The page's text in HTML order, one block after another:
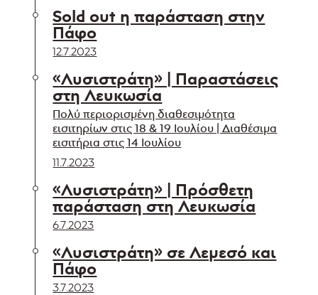
Sold out η παράσταση στην
Πάφο
12.7.2023
«Λυσιστράτη» | Παραστάσεις
στη Λευκωσία
Πολύ περιορισμένη διαθεσιμότητα
εισιτηρίων στις 18 & 19 Ιουλίου | Διαθέσιμα
εισιτήρια στις 14 Ιουλίου
11.7.2023
«Λυσιστράτη» | Πρόσθετη
παράσταση στη Λευκωσία
6.7.2023
«Λυσιστράτη» σε Λεμεσό και
Πάφο
3.7.2023